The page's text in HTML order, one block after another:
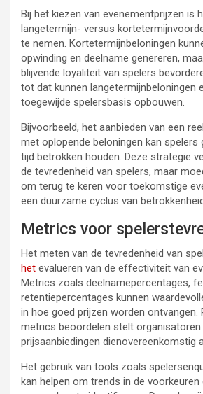
Bij het kiezen van evenementprijzen is
langetermijn- versus
te nemen. Kortetermijnbeloningen
opwinding en deelname genereren,
blijvende loyaliteit van spelers
tot dat kunnen langetermijnbeloningen
toegewijde spelersbasis opbouwen.
Bijvoorbeeld, het aanbieden van een
met oplopende beloningen kan spelers
tijd betrokken houden. Deze strategie
de tevredenheid van spelers, maar
om terug te keren voor toekomstige
een duurzame cyclus van
Metrics voor
Het meten van de tevredenheid van
het evalueren van de effectiviteit van
Metrics zoals deelnamepercentages,
retentiepercentages kunnen
in hoe goed prijzen worden ontvangen.
metrics beoordelen stelt
prijsaanbiedingen dienovereenkomstig
Het gebruik van tools zoals
kan helpen om trends in de voorkeuren